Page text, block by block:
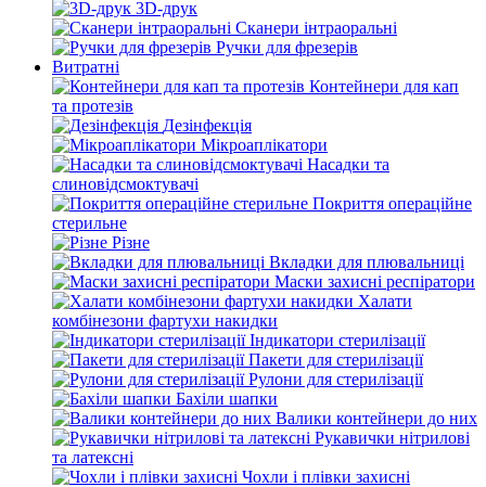
3D-друк
Сканери інтраоральні
Ручки для фрезерів
Витратні
Контейнери для кап
та протезів
Дезінфекція
Мікроаплікатори
Насадки та
слиновідсмоктувачі
Покриття операційне
стерильне
Різне
Вкладки для плювальниці
Маски захисні респіратори
Халати
комбінезони фартухи накидки
Індикатори стерилізації
Пакети для стерилізації
Рулони для стерилізації
Бахіли шапки
Валики контейнери до них
Рукавички нітрилові
та латексні
Чохли і плівки захисні